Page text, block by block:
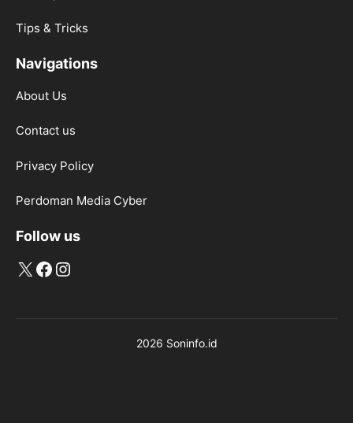
Tips & Tricks
Navigations
About Us
Contact us
Privacy Policy
Perdoman Media Cyber
Follow us
X Facebook
Instagram
2026 Soninfo.id